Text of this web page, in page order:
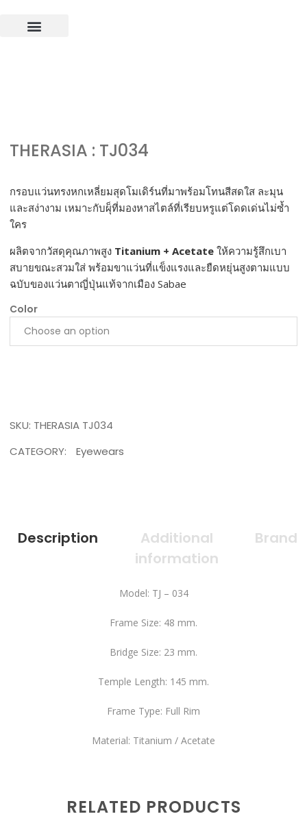
THERASIA : TJ034
กรอบแว่นทรงหกเหลี่ยมสุดโมเดิร์นที่มาพร้อมโทนสีสดใส ละมุน
และสง่างาม เหมาะกับผุ็ที่มองหาสไตล์ที่เรียบหรูแต่โดดเด่นไม่ซ้ำ
ใคร
ผลิตจากวัสดุคุณภาพสูง Titanium + Acetate ให้ความรู้สึกเบา
สบายขณะสวมใส่ พร้อมขาแว่นที่แข็งแรงและยืดหยุ่นสูงตามแบบ
ฉบับของแว่นตาญี่ปุ่นแท้จากเมือง Sabae
Color
SKU: THERASIA TJ034
CATEGORY:
Eyewears
Description
Additional
information
Brand
Model: TJ – 034
Frame Size: 48 mm.
Bridge Size: 23 mm.
Temple Length: 145 mm.
Frame Type: Full Rim
Material: Titanium / Acetate
RELATED PRODUCTS